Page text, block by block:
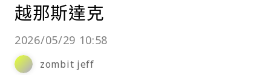
越那斯達克
2026/05/29 10:58
zombit jeff